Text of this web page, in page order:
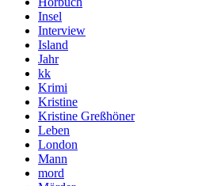
Insel
Interview
Island
Jahr
kk
Krimi
Kristine
Kristine Greßhöner
Leben
London
Mann
mord